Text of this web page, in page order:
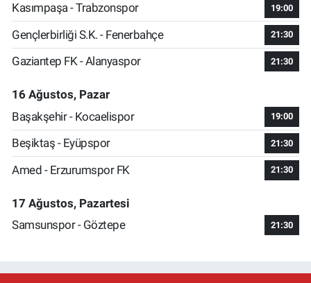
Kasımpaşa - Trabzonspor 19:00
Gençlerbirliği S.K. - Fenerbahçe 21:30
Gaziantep FK - Alanyaspor 21:30
16 Ağustos, Pazar
Başakşehir - Kocaelispor
19:00
Beşiktaş - Eyüpspor 21:30
Amed - Erzurumspor FK 21:30
17 Ağustos, Pazartesi
Samsunspor - Göztepe
21:30